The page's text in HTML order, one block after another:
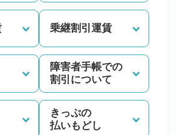
乗継割引運賃
障害者手帳での
割引について
きっぷの
払いもどし